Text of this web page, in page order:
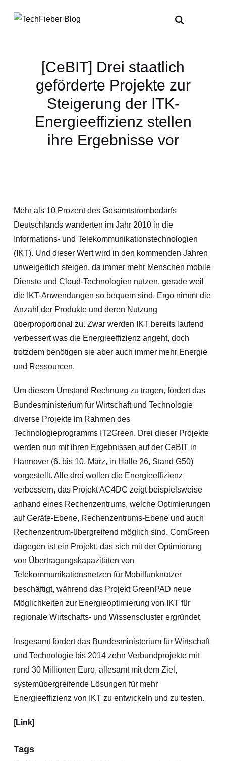
[CeBIT] Drei staatlich
geförderte Projekte zur
Steigerung der ITK-
Energieeffizienz stellen
ihre Ergebnisse vor
Mehr als 10 Prozent des Gesamtstrombedarfs
Deutschlands wanderten im Jahr 2010 in die
Informations- und Telekommunikationstechnologien
(IKT). Und dieser Wert wird in den kommenden Jahren
unweigerlich steigen, da immer mehr Menschen mobile
Dienste und Cloud-Technologien nutzen, gerade weil
die IKT-Anwendungen so bequem sind. Ergo nimmt die
Anzahl der Produkte und deren Nutzung
überproportional zu. Zwar werden IKT bereits laufend
verbessert was die Energieeffizienz angeht, doch
trotzdem benötigen sie aber auch immer mehr Energie
und Ressourcen.
Um diesem Umstand Rechnung zu tragen, fördert das
Bundesministerium für Wirtschaft und Technologie
diverse Projekte im Rahmen des
Technologieprogramms IT2Green. Drei dieser Projekte
werden nun mit ihren Ergebnissen auf der CeBIT in
Hannover (6. bis 10. März, in Halle 26, Stand G50)
vorgestellt. Alle drei wollen die Energieeffizienz
verbessern, das Projekt AC4DC zeigt beispielsweise
anhand eines Rechenzentrums, welche Optimierungen
auf Geräte-Ebene, Rechenzentrums-Ebene und auch
Rechenzentrum-übergreifend möglich sind. ComGreen
dagegen ist ein Projekt, das sich mit der Optimierung
von Übertragungskapazitäten von
Telekommunikationsnetzen für Mobilfunknutzer
beschäftigt, während das Projekt GreenPAD neue
Möglichkeiten zur Energieoptimierung von IKT für
regionale Wirtschafts- und Wissenscluster ergründet.
Insgesamt fördert das Bundesministerium für Wirtschaft
und Technologie bis 2014 zehn Verbundprojekte mit
rund 30 Millionen Euro, allesamt mit dem Ziel,
systemübergreifende Lösungen für mehr
Energieeffizienz von IKT zu entwickeln und zu testen.
[Link]
Tags